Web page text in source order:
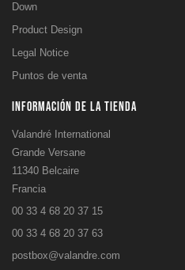
Down
Product Design
Legal Notice
Puntos de venta
INFORMACIÓN DE LA TIENDA
Valandré International
Grande Versane
11340 Belcaire
Francia
00 33 4 68 20 37 15
00 33 4 68 20 37 63
postbox@valandre.com